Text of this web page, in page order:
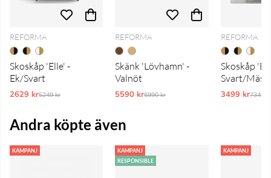
REFORMA
Skoskåp 'Elle' -
Ek/Svart
2629 krOrdinarie pris:
5249 kr
REFORMA
Skänk 'Lövhamn' -
Valnöt
5590 krOrdinarie pris:
6990 kr
REFORMA
Skoskåp
Svart/
3499 kr7349 kr
Andra köpte även
KAMPANJ
KAMPANJ
RESPONSIBLE
KAMPANJ